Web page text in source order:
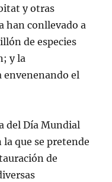
y otras
han conllevado a
de especies
y la
el
del Día Mundial
que se pretende
de